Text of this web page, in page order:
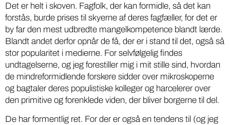
Det er helt i skoven. Fagfolk, der kan formidle, så det kan
forstås, burde prises til skyerne af deres fagfæller, for det er
by far den mest udbredte mangelkompetence blandt lærde.
Blandt andet derfor opnår de få, der er i stand til det, også så
stor popularitet i medierne. For selvfølgelig findes
undtagelserne, og jeg forestiller mig i mit stille sind, hvordan
de mindreformidlende forskere sidder over mikroskoperne
og bagtaler deres populistiske kolleger og harcelerer over
den primitive og forenklede viden, der bliver borgerne til del.
De har formentlig ret. For der er også en tendens til (og jeg